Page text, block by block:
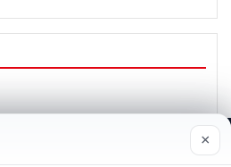
daha iyi anlayabilmek,
ve geliştirmek amacıyla çerezler
×